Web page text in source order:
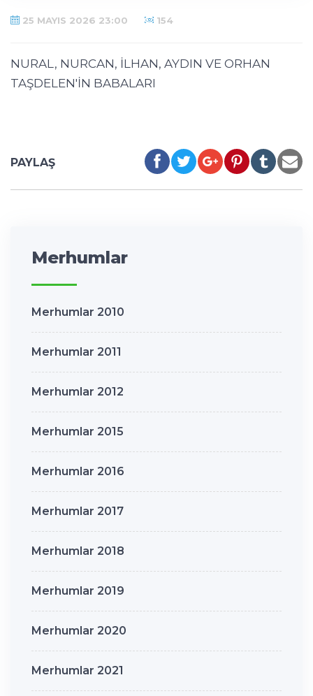
25 MAYIS 2026 23:00 154
NURAL, NURCAN, İLHAN, AYDIN VE ORHAN
TAŞDELEN'İN BABALARI
PAYLAŞ
Merhumlar
Merhumlar 2010
Merhumlar 2011
Merhumlar 2012
Merhumlar 2015
Merhumlar 2016
Merhumlar 2017
Merhumlar 2018
Merhumlar 2019
Merhumlar 2020
Merhumlar 2021